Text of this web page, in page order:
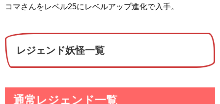
コマさんをレベル25にレベルアップ進化で入手。
レジェンド妖怪一覧
通常レジェンド一覧